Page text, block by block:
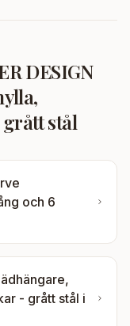
DESIGN
stål
och 6
- grått stål i